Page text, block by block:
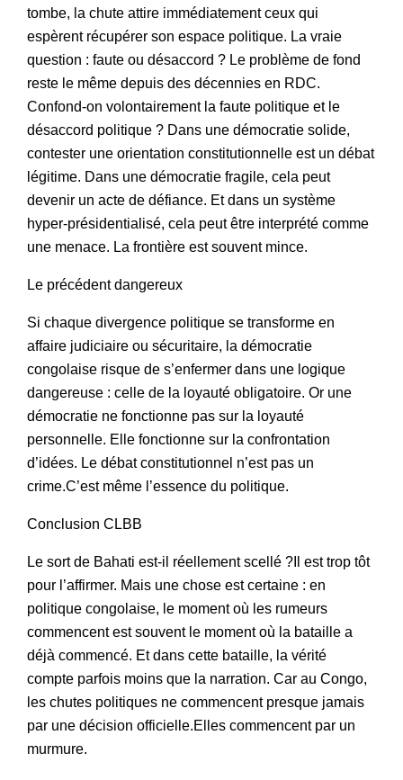
tombe, la chute attire immédiatement ceux qui
espèrent récupérer son espace politique. La vraie
question : faute ou désaccord ? Le problème de fond
reste le même depuis des décennies en RDC.
Confond-on volontairement la faute politique et le
désaccord politique ? Dans une démocratie solide,
contester une orientation constitutionnelle est un débat
légitime. Dans une démocratie fragile, cela peut
devenir un acte de défiance. Et dans un système
hyper-présidentialisé, cela peut être interprété comme
une menace. La frontière est souvent mince.
Le précédent dangereux
Si chaque divergence politique se transforme en
affaire judiciaire ou sécuritaire, la démocratie
congolaise risque de s’enfermer dans une logique
dangereuse : celle de la loyauté obligatoire. Or une
démocratie ne fonctionne pas sur la loyauté
personnelle. Elle fonctionne sur la confrontation
d’idées. Le débat constitutionnel n’est pas un
crime.C’est même l’essence du politique.
Conclusion CLBB
Le sort de Bahati est-il réellement scellé ?Il est trop tôt
pour l’affirmer. Mais une chose est certaine : en
politique congolaise, le moment où les rumeurs
commencent est souvent le moment où la bataille a
déjà commencé. Et dans cette bataille, la vérité
compte parfois moins que la narration. Car au Congo,
les chutes politiques ne commencent presque jamais
par une décision officielle.Elles commencent par un
murmure.